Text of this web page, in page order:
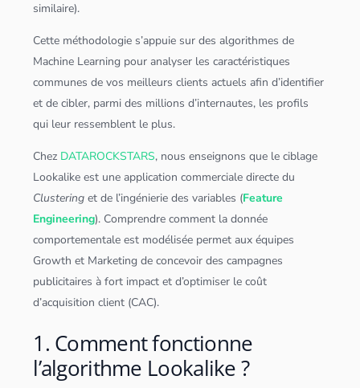
similaire).
Cette méthodologie s’appuie sur desalgorithmes de
Machine Learning pour analyser les caractéristiques
communes de vos meilleurs clients actuels afin d’identifier
et de cibler, parmi des millions d’internautes, les profils
qui leur ressemblent le plus.
Chez DATAROCKSTARS, nous enseignons que le ciblage
Lookalike est uneapplication commerciale directe du
Clustering et de l’ingénierie des variables (Feature
Engineering). Comprendre comment la donnée
comportementale est modélisée permet aux équipes
Growth et Marketing de concevoir des campagnes
publicitaires à fort impact et d’optimiser le coût
d’acquisition client (CAC).
1. Comment fonctionne
l’algorithme Lookalike ?